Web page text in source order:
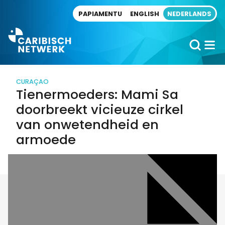
PAPIAMENTU ENGLISH NEDERLANDS
CURAÇAO
Tienermoeders: Mami Sa
doorbreekt vicieuze cirkel
van onwetendheid en
armoede